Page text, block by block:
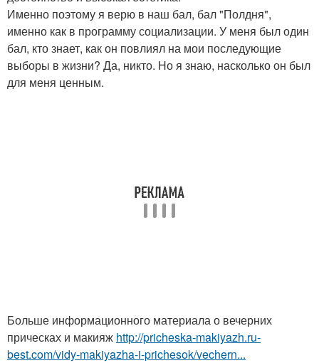
Именно поэтому я верю в наш бал, бал "Полдня",
именно как в программу социализации. У меня был один
бал, кто знает, как он повлиял на мои последующие
выборы в жизни? Да, никто. Но я знаю, насколько он был
для меня ценным.
Больше информационного материала о вечерних
прическах и макияж http://pricheska-makiyazh.ru-
best.com/vidy-makiyazha-i-prichesok/vechern...